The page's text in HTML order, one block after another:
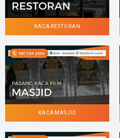
KACA RESTORAN
KACA MASJID